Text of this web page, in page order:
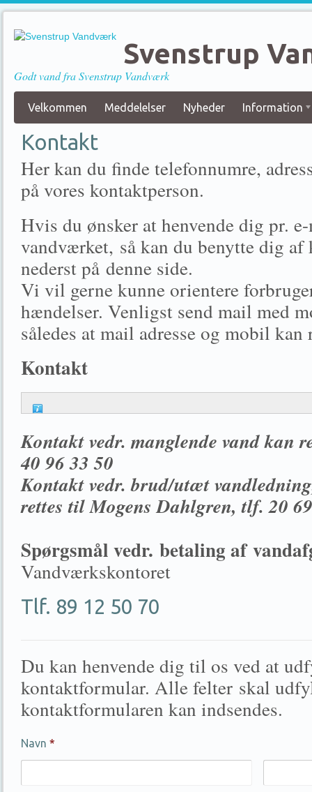
Svenstrup
Godt vand fra Svenstrup Vandværk
Velkommen Meddelelser Nyheder Information
Kontakt
Her kan du finde telefonnumre,
på vores kontaktperson.
Hvis du ønsker at henvende dig pr.
vandværket, så kan du benytte dig
nederst på denne side.
Vi vil gerne kunne orientere
hændelser. Venligst send mail med
således at mail adresse og mobil kan
Kontakt
Kontakt vedr. manglende vand kan
40 96 33 50
Kontakt vedr. brud/utæt
rettes til Mogens Dahlgren, tlf. 20
Spørgsmål vedr. betaling af
Vandværkskontoret
Tlf. 89 12 50 70
Du kan henvende dig til os ved at
kontaktformular. Alle felter skal
kontaktformularen kan indsendes.
Navn *